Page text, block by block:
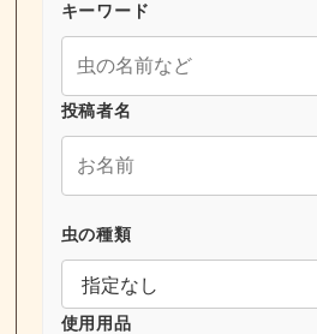
キーワード
投稿者名
虫の種類
使用用品